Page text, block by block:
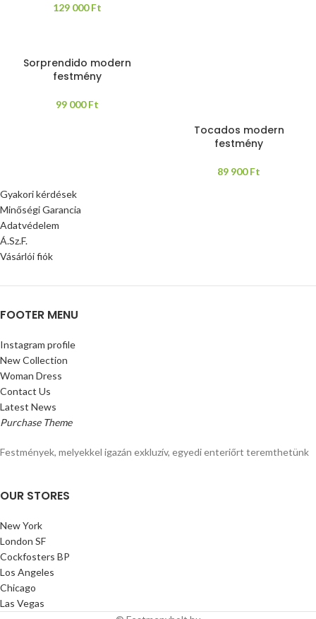
129 000Ft
Sorprendido modern
festmény
99 000Ft
Tocados modern
festmény
89 900Ft
Gyakori kérdések
Minőségi Garancia
Adatvédelem
Á.Sz.F.
Vásárlói fiók
FOOTER MENU
Instagram profile
New Collection
Woman Dress
Contact Us
Latest News
Purchase Theme
Festmények, melyekkel igazán exkluzív, egyedi enteriőrt teremthetünk
OUR STORES
New York
London SF
Cockfosters BP
Los Angeles
Chicago
Las Vegas